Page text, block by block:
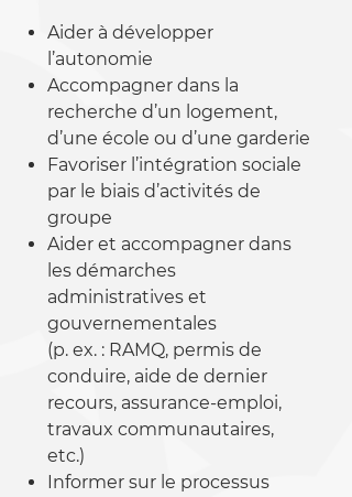
Aider à développer
l’autonomie
Accompagner dans la
recherche d’un logement,
d’une école ou d’une garderie
Favoriser l’intégration sociale
par le biais d’activités de
groupe
Aider et accompagner dans
les démarches
administratives et
gouvernementales
(p. ex. : RAMQ, permis de
conduire, aide de dernier
recours, assurance-emploi,
travaux communautaires,
etc.)
Informer sur le processus